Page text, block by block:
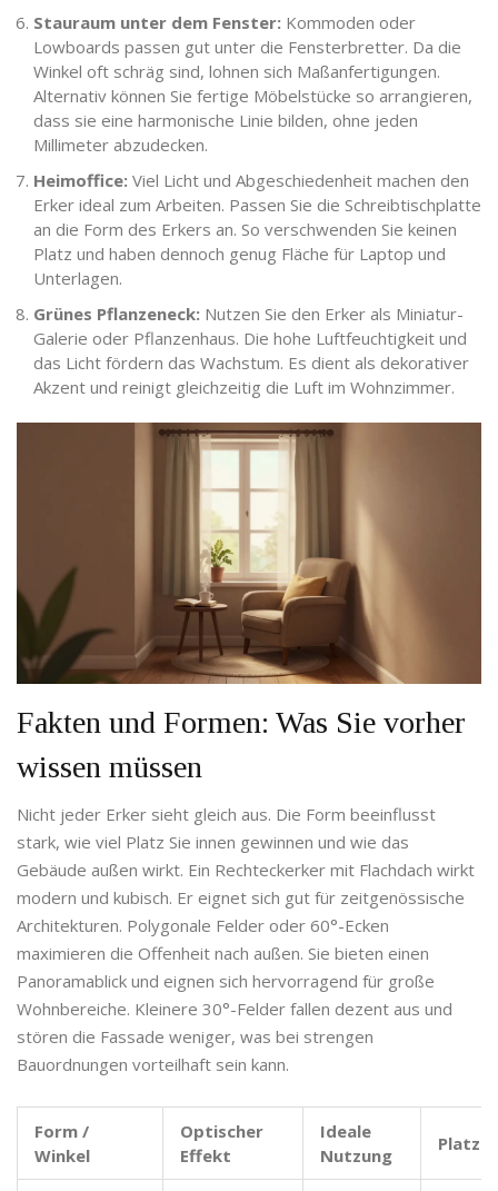
Stauraum unter dem Fenster: Kommoden oder
Lowboards passen gut unter die Fensterbretter. Da die
Winkel oft schräg sind, lohnen sich Maßanfertigungen.
Alternativ können Sie fertige Möbelstücke so arrangieren,
dass sie eine harmonische Linie bilden, ohne jeden
Millimeter abzudecken.
Heimoffice: Viel Licht und Abgeschiedenheit machen den
Erker ideal zum Arbeiten. Passen Sie die Schreibtischplatte
an die Form des Erkers an. So verschwenden Sie keinen
Platz und haben dennoch genug Fläche für Laptop und
Unterlagen.
Grünes Pflanzeneck: Nutzen Sie den Erker als Miniatur-
Galerie oder Pflanzenhaus. Die hohe Luftfeuchtigkeit und
das Licht fördern das Wachstum. Es dient als dekorativer
Akzent und reinigt gleichzeitig die Luft im Wohnzimmer.
Fakten und Formen: Was Sie vorher
wissen müssen
Nicht jeder Erker sieht gleich aus. Die Form beeinflusst
stark, wie viel Platz Sie innen gewinnen und wie das
Gebäude außen wirkt. Ein Rechteckerker mit Flachdach wirkt
modern und kubisch. Er eignet sich gut für zeitgenössische
Architekturen. Polygonale Felder oder 60°-Ecken
maximieren die Offenheit nach außen. Sie bieten einen
Panoramablick und eignen sich hervorragend für große
Wohnbereiche. Kleinere 30°-Felder fallen dezent aus und
stören die Fassade weniger, was bei strengen
Bauordnungen vorteilhaft sein kann.
Form /
Winkel
Optischer
Effekt
Ideale
Nutzung